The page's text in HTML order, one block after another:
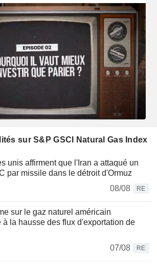
sur S&P GSCI Natural Gas Index
unis affirment que l'Iran a attaqué un
par missile dans le détroit d'Ormuz
08/08
RE
sur le gaz naturel américain
à la hausse des flux d'exportation de
07/08
RE